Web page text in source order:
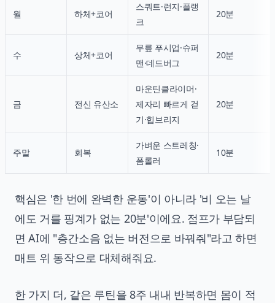
월 하체+코어
스쿼트·런지·플랭
크
20분
수 상체+코어
무릎 푸시업·슈퍼
맨·데드버그
20분
금 전신 유산소
마운틴클라이머·
제자리 빠르게 걷
기·힙브리지
20분
주말 회복
가벼운 스트레칭·
폼롤러
10분
핵심은 '한 번에 완벽한 운동'이 아니라 '비 오는 날
에도 거를 핑계가 없는 20분'이에요. 점프가 부담되
면 AI에 "층간소음 없는 버전으로 바꿔줘"라고 하면
매트 위 동작으로 대체해줘요.
한 가지 더, 같은 루틴을 8주 내내 반복하면 몸이 적